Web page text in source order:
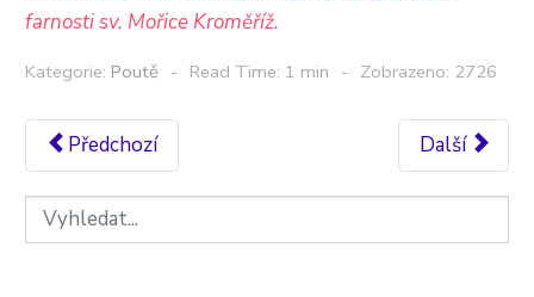
farnosti sv. Mořice Kroměříž.
Kategorie: Poutě Read Time: 1 min Zobrazeno: 2726
Předchozí Další